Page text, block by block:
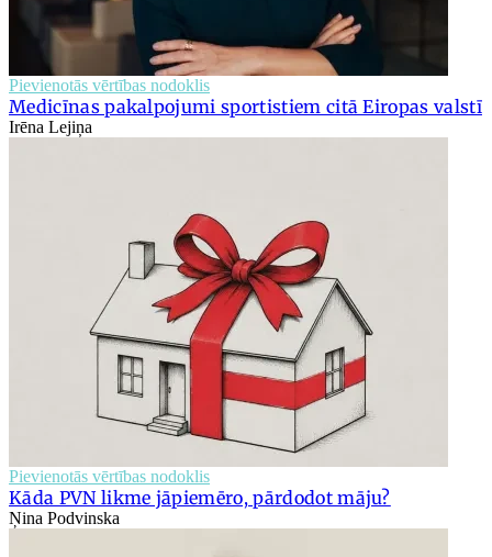
Pievienotās vērtības nodoklis
Medicīnas pakalpojumi sportistiem citā Eiropas valstī
Irēna Lejiņa
Pievienotās vērtības nodoklis
Kāda PVN likme jāpiemēro, pārdodot māju?
Ņina Podvinska